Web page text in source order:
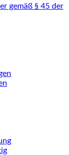
gemäß § 45 der